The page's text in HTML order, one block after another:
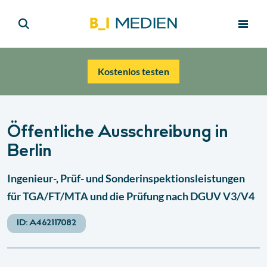
Kostenlos testen
Öffentliche Ausschreibung in
Berlin
Ingenieur-, Prüf- und Sonderinspektionsleistungen
für TGA/FT/MTA und die Prüfung nach DGUV V3/V4
ID:A462117082